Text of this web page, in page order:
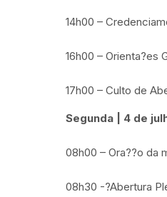
14h00 –
16h00 – Orienta?es
17h00 – Culto de
Segunda | 4 de
08h00 – Ora??o da
08h30 -?Abertura